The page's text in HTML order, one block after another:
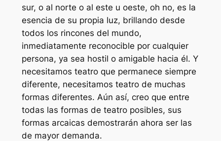
sur, o al norte o al este u oeste, oh no, es la
esencia de su propia luz, brillando desde
todos los rincones del mundo,
inmediatamente reconocible por cualquier
persona, ya sea hostil o amigable hacia él. Y
necesitamos teatro que permanece siempre
diferente, necesitamos teatro de muchas
formas diferentes. Aún así, creo que entre
todas las formas de teatro posibles, sus
formas arcaicas demostrarán ahora ser las
de mayor demanda.